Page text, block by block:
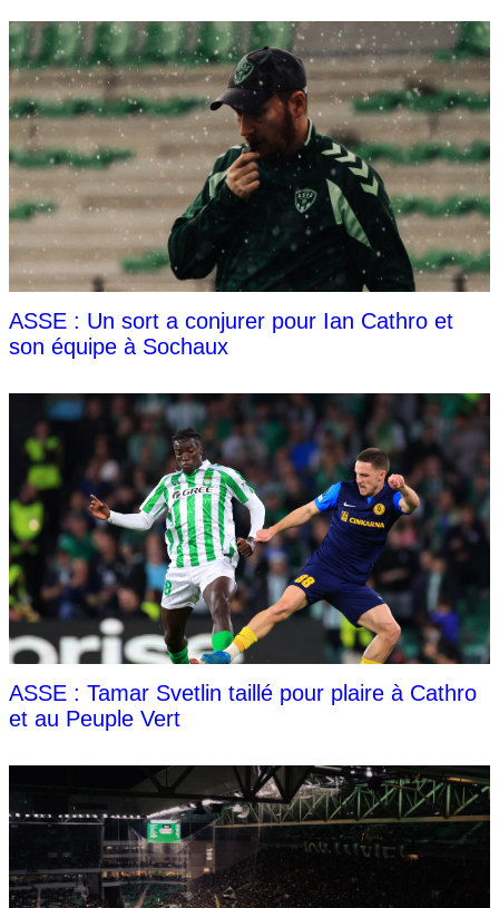
ASSE : Un sort a conjurer pour Ian Cathro et
son équipe à Sochaux
ASSE : Tamar Svetlin taillé pour plaire à Cathro
et au Peuple Vert